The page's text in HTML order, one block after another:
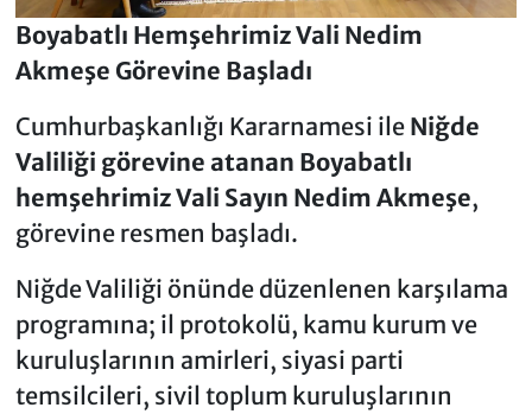
Boyabatlı Hemşehrimiz Vali Nedim
Akmeşe Görevine Başladı
Cumhurbaşkanlığı Kararnamesi ile Niğde
Valiliği görevine atanan Boyabatlı
hemşehrimiz Vali Sayın Nedim Akmeşe,
görevine resmen başladı.
Niğde Valiliği önünde düzenlenen karşılama
programına; il protokolü, kamu kurum ve
kuruluşlarının amirleri, siyasi parti
temsilcileri, sivil toplum kuruluşlarının